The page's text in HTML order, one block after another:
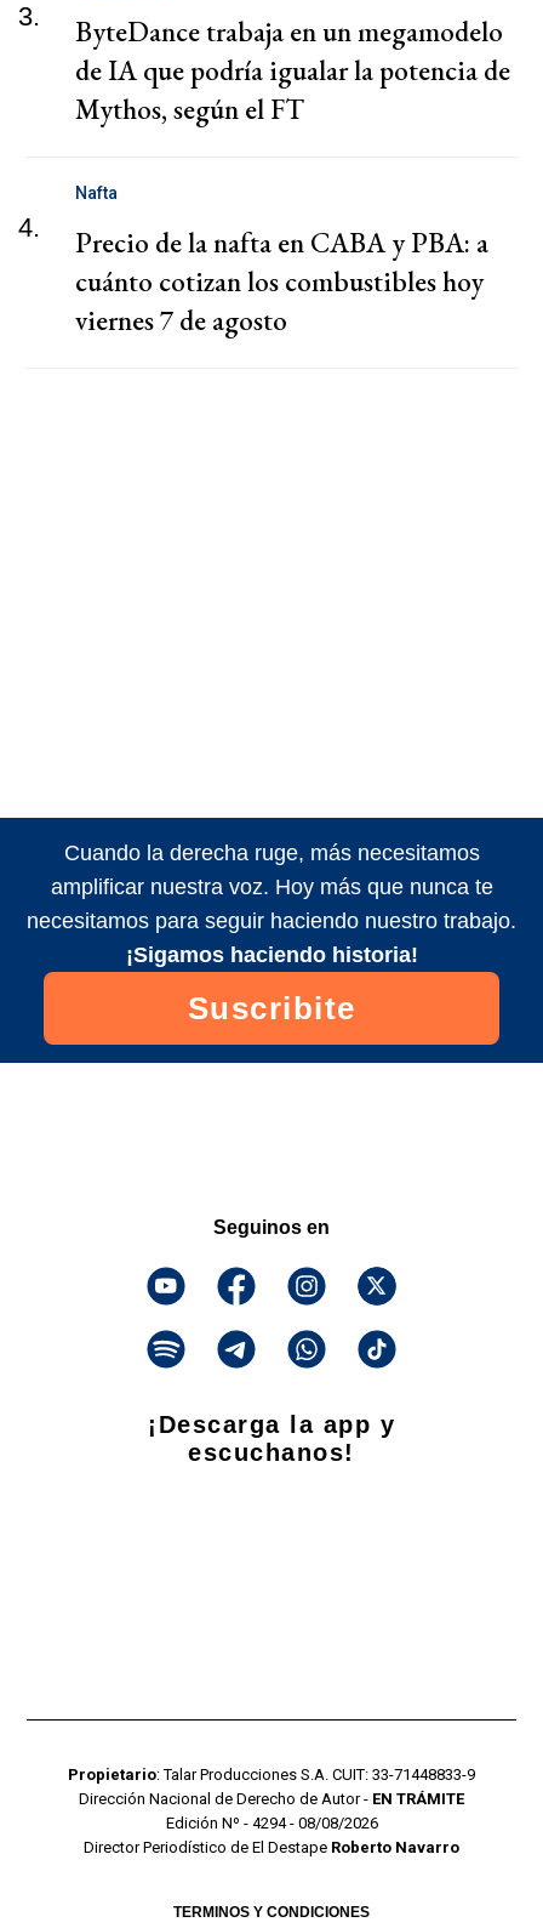
3.
ByteDance trabaja en un megamodelo
de IA que podría igualar la potencia de
Mythos, según el FT
4.
Nafta
Precio de la nafta en CABA y PBA: a
cuánto cotizan los combustibles hoy
viernes 7 de agosto
Cuando la derecha ruge, más necesitamos
amplificar nuestra voz. Hoy más que nunca te
necesitamos para seguir haciendo nuestro trabajo.
¡Sigamos haciendo historia!
Suscribite
Seguinos en
¡Descarga la app y
escuchanos!
Propietario: Talar Producciones S.A. CUIT: 33-71448833-9
Dirección Nacional de Derecho de Autor - EN TRÁMITE
Edición Nº - 4294 - 08/08/2026
Director Periodístico de El Destape Roberto Navarro
TERMINOS Y CONDICIONES